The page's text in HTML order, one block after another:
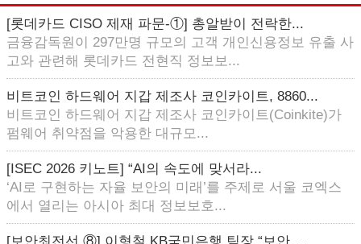
[롯데카드 CISO 제재 파문-①] 총알받이 전락한...
금융감독원이 297만명 규모의 고객 개인신용정보 유출 사
고와 관련해 롯데카드 전현직 정보보...
비트코인 하드웨어 지갑 제조사 코인카이트, 8860...
비트코인 하드웨어 지갑 제조사 코인카이트(Coinkite)가
펌웨어 취약점을 악용한 대규모...
[ISEC 2026 키노트] “AI의 속도에 맞서라...
‘AI로 구현하는 자율 보안의 미래’를 주제로 서울 코엑스
에서 열리는 아시아 최대 정보보호...